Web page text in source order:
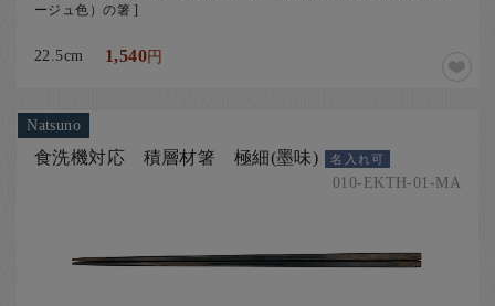
ージュ色）の箸 ]
22.5cm 1,540円
Natsuno
食洗機対応 積層材箸 極細(墨味) 名入れ可
010-EKTH-01-MA